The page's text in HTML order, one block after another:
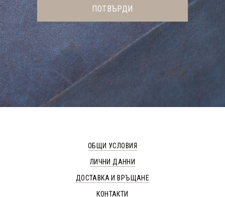
ОБЩИ УСЛОВИЯ
ЛИЧНИ ДАННИ
ДОСТАВКА И ВРЪЩАНЕ
КОНТАКТИ